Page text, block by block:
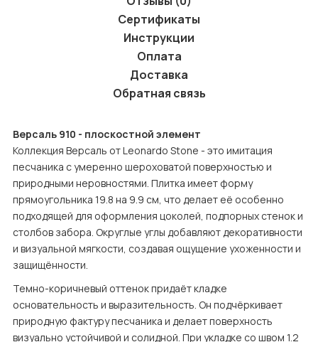
Сертификаты
Инструкции
Оплата
Доставка
Обратная связь
Версаль 910 - плоскостной элемент
Коллекция Версаль от Leonardo Stone - это имитация
песчаника с умеренно шероховатой поверхностью и
природными неровностями. Плитка имеет форму
прямоугольника 19.8 на 9.9 см, что делает её особенно
подходящей для оформления цоколей, подпорных стенок и
столбов забора. Округлые углы добавляют декоративности
и визуальной мягкости, создавая ощущение ухоженности и
защищённости.
Темно-коричневый оттенок придаёт кладке
основательность и выразительность. Он подчёркивает
природную фактуру песчаника и делает поверхность
визуально устойчивой и солидной. При укладке со швом 1.2